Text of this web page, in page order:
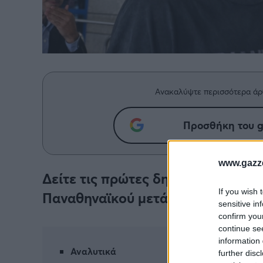
If you wish
sensitive
confirm
continue
information
further
Ανακαλύψτε περισσότερα
Προσθήκη του
Δείτε τις πρώτες δηλώσεις του
Παναθηναϊκού μετά την
Αναλυτικά